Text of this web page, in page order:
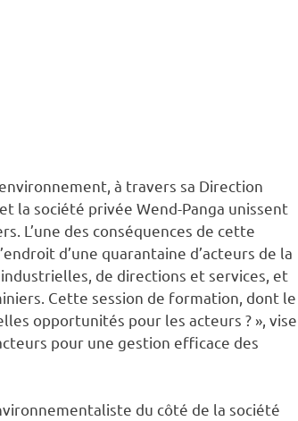
à travers sa Direction
la société privée Wend-Panga unissent
L’une des conséquences de cette
d’une quarantaine d’acteurs de la
de directions et services, et
Cette session de formation, dont le
opportunités pour les acteurs ? », vise
pour une gestion efficace des
du côté de la société